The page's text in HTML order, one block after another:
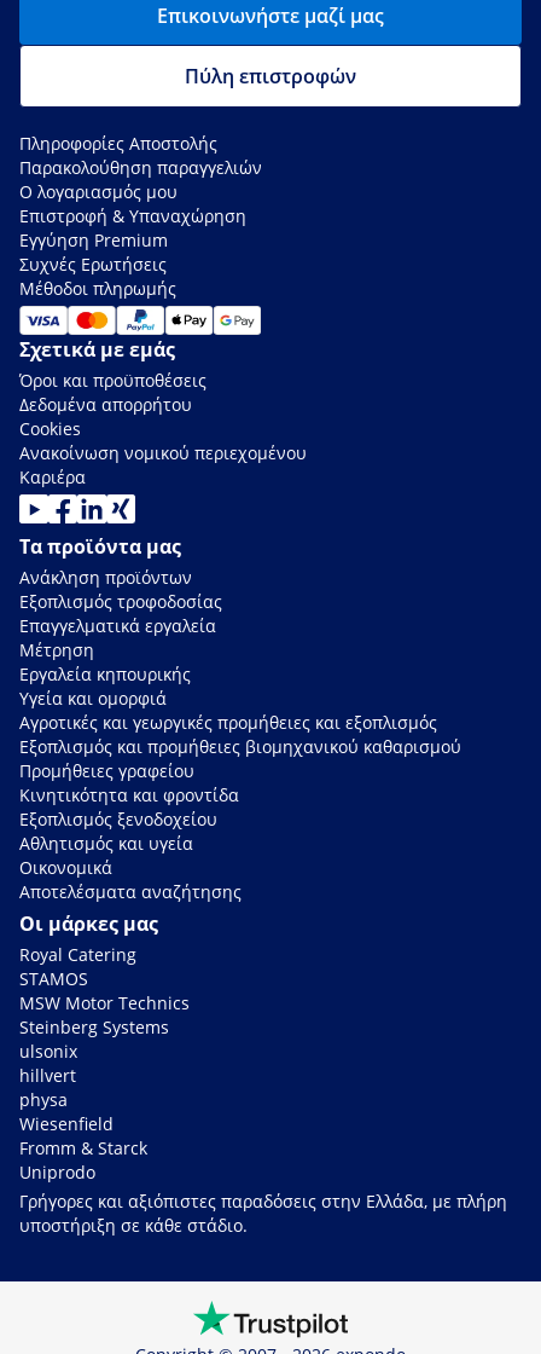
Επικοινωνήστε μαζί μας
Πύλη επιστροφών
Πληροφορίες Αποστολής
Παρακολούθηση παραγγελιών
Ο λογαριασμός μου
Επιστροφή & Υπαναχώρηση
Εγγύηση Premium
Συχνές Ερωτήσεις
Μέθοδοι πληρωμής
Σχετικά με εμάς
Όροι και προϋποθέσεις
Δεδομένα απορρήτου
Cookies
Ανακοίνωση νομικού περιεχομένου
Καριέρα
Τα προϊόντα μας
Ανάκληση προϊόντων
Εξοπλισμός τροφοδοσίας
Επαγγελματικά εργαλεία
Μέτρηση
Εργαλεία κηπουρικής
Υγεία και ομορφιά
Αγροτικές και γεωργικές προμήθειες και εξοπλισμός
Εξοπλισμός και προμήθειες βιομηχανικού καθαρισμού
Προμήθειες γραφείου
Κινητικότητα και φροντίδα
Εξοπλισμός ξενοδοχείου
Αθλητισμός και υγεία
Οικονομικά
Αποτελέσματα αναζήτησης
Οι μάρκες μας
Royal Catering
STAMOS
MSW Motor Technics
Steinberg Systems
ulsonix
hillvert
physa
Wiesenfield
Fromm & Starck
Uniprodo
Γρήγορες και αξιόπιστες παραδόσεις στην Ελλάδα, με πλήρη
υποστήριξη σε κάθε στάδιο.